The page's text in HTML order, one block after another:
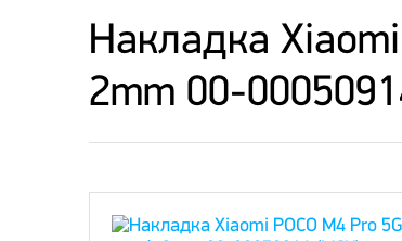
Накладка
2mm 00-